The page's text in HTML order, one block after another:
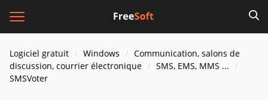
Logiciel gratuit Windows
Communication, salons de
discussion, courrier électronique
SMS, EMS, MMS ...
SMSVoter